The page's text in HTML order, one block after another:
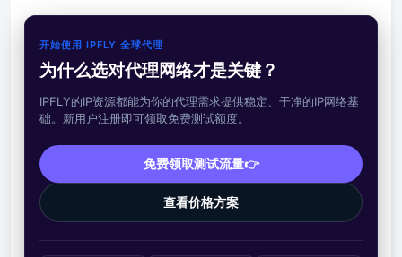
开始使用 IPFLY 全球代理
为什么选对代理网络才是关键？
IPFLY的IP资源都能为你的代理需求提供稳定、干净的IP网络基
础。新用户注册即可领取免费测试额度。
免费领取测试流量👉
查看价格方案